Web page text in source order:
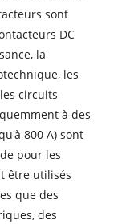
sont
DC
la
les
circuits
à des
800 A) sont
pour les
être utilisés
que des
des